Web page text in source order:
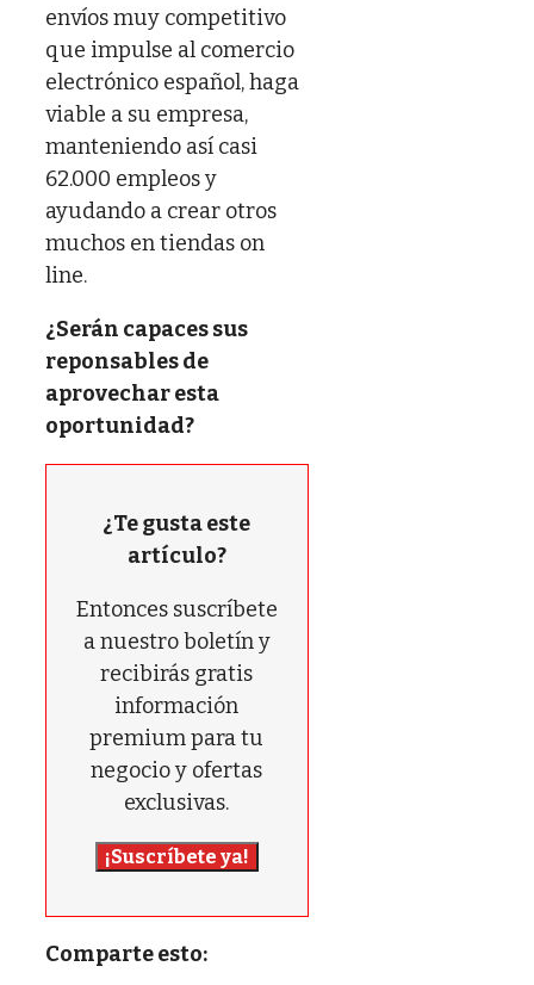
envíos muy competitivo
que impulse al comercio
electrónico español, haga
viable a su empresa,
manteniendo así casi
62.000 empleos y
ayudando a crear otros
muchos en tiendas on
line.
¿Serán capaces sus
reponsables de
aprovechar esta
oportunidad?
¿Te gusta este
artículo?
Entonces suscríbete
a nuestro boletín y
recibirás gratis
información
premium para tu
negocio y ofertas
exclusivas.
¡Suscríbete ya!
Comparte esto: